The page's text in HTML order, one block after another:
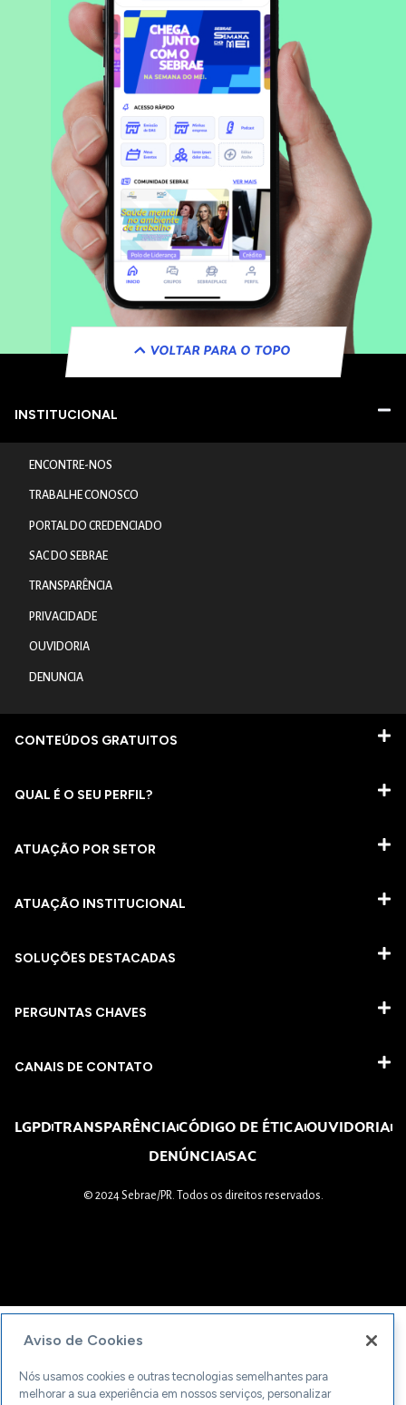
VOLTAR PARA O TOPO
INSTITUCIONAL
ENCONTRE-NOS
TRABALHE CONOSCO
PORTAL DO CREDENCIADO
SAC DO SEBRAE
TRANSPARÊNCIA
PRIVACIDADE
OUVIDORIA
DENUNCIA
CONTEÚDOS GRATUITOS
QUAL É O SEU PERFIL?
ATUAÇÃO POR SETOR
ATUAÇÃO INSTITUCIONAL
SOLUÇÕES DESTACADAS
PERGUNTAS CHAVES​
CANAIS DE CONTATO
LGPDTRANSPARÊNCIACÓDIGO DE ÉTICAOUVIDORIA
DENÚNCIASAC
© 2024 Sebrae/PR. Todos os direitos reservados.
Aviso de Cookies
Nós usamos cookies e outras tecnologias semelhantes para
melhorar a sua experiência em nossos serviços, personalizar